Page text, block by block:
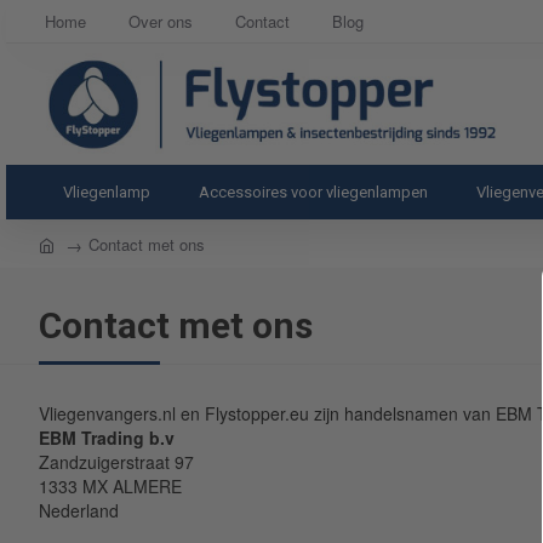
Home Over ons Contact Blog
Vliegenlamp Accessoires voor vliegenlampen
homeContact met ons
Contact met ons
Vliegenvangers.nl en Flystopper.eu zijn handelsnamen van EBM
EBM Trading b.v
Zandzuigerstraat 97
1333 MX ALMERE
Nederland